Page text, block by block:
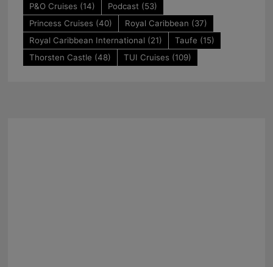
P&O Cruises (14) Podcast (53)
Princess Cruises (40) Royal Caribbean (37)
Royal Caribbean International (21) Taufe (15)
Thorsten Castle (48) TUI Cruises (109)